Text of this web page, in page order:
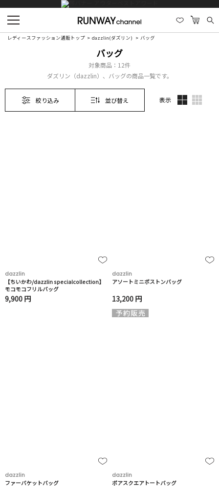
レディースファッション通販トップ dazzlin(ダズリン) バッグ
バッグ
対象商品： 12件
ダズリン（dazzlin）、バッグの商品一覧です。
絞り込み 並び替え 表示
dazzlin
【ちいかわ/dazzlin specialcollection】
モコモコフリルバッグ
9,900 円
dazzlin
アソートミニボストンバッグ
13,200 円
dazzlin
ファーバケットバッグ
dazzlin
ボアスクエアトートバッグ